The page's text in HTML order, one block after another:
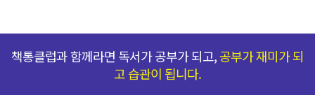
책통클럽과 함께라면 독서가 공부가 되고,공부가 재미가 되
고 습관이 됩니다.